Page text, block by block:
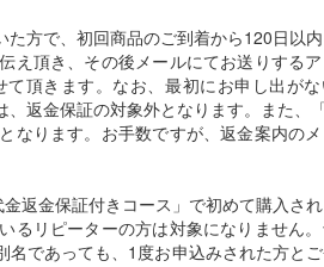
方で、初回商品のご到着から120日以
え頂き、その後メールにてお送りする
頂きます。なお、最初にお申し出が
返金保証の対象外となります。また、
なります。お手数ですが、返金案内の
返金保証付きコース」で初めて購入さ
るリピーターの方は対象になりません
であっても、1度お申込みされた方と